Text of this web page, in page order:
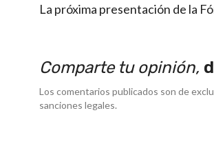
La próxima presentación de la
Comparte tu opinión,
Los comentarios publicados son de
sanciones legales.